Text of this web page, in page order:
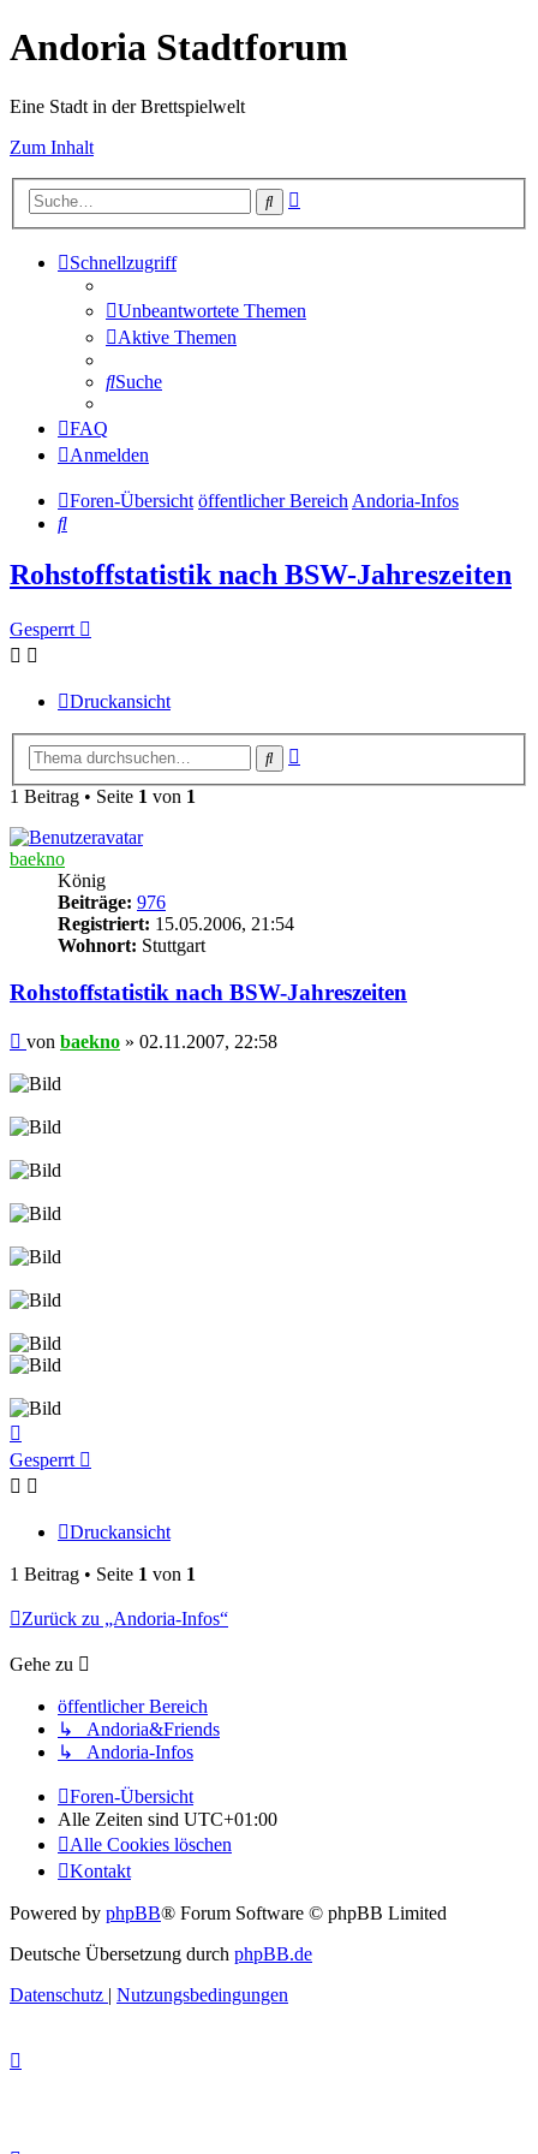
Andoria Stadtforum
Eine Stadt in der Brettspielwelt
Zum Inhalt
Suche
Schnellzugriff
Unbeantwortete Themen
Aktive Themen
Suche
FAQ
Anmelden
Foren-Übersicht öffentlicher BereichAndoria-Infos
Suche
Rohstoffstatistik nach BSW-Jahreszeiten
Gesperrt
Druckansicht
Suche
1 Beitrag • Seite 1 von 1
baekno
König
Beiträge: 976
Registriert: 15.05.2006, 21:54
Wohnort: Stuttgart
Rohstoffstatistik nach BSW-Jahreszeiten
Beitrag
von baekno » 02.11.2007, 22:58
oben
Gesperrt
Druckansicht
1 Beitrag • Seite 1 von 1
Zurück zu „Andoria-Infos“
Gehe zu
öffentlicher Bereich
↳ Andoria&Friends
↳ Andoria-Infos
Foren-Übersicht
Alle Zeiten sind UTC+01:00
Alle Cookies löschen
Kontakt
Powered by phpBB® Forum Software © phpBB Limited
Deutsche Übersetzung durch phpBB.de
Datenschutz | Nutzungsbedingungen